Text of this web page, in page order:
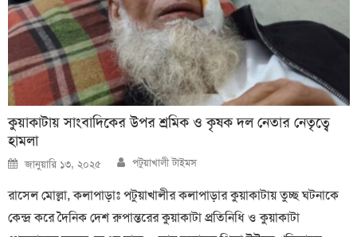
কুয়াকাটায় সাংবাদিকের উপর শ্রমিক ও কৃষক দল নেতার নেতৃত্বে
হামলা
Posted
on
জানুয়ারি ১৩, ২০২৫ Author
পটুয়াখালী টাইমস
রাসেল মোল্লা, কলাপাড়াঃ পটুয়াখালীর কলাপাড়ার কুয়াকাটায় তুচ্ছ ঘটনাকে
কেন্দ্র করে দৈনিক দেশ রুপান্তরের কুয়াকাটা প্রতিনিধি ও কুয়াকাটা